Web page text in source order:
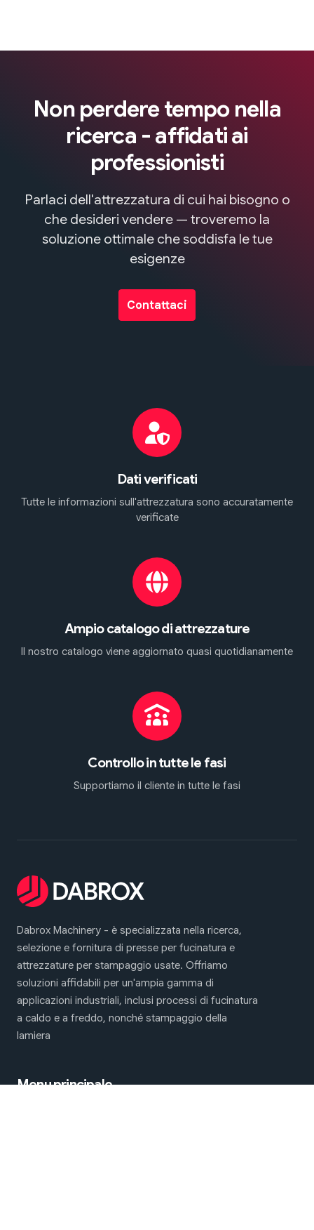
Non perdere tempo nella
ricerca - affidati ai
professionisti
Parlaci dell'attrezzatura di cui hai bisogno o
che desideri vendere — troveremo la
soluzione ottimale che soddisfa le tue
esigenze
Contattaci
Dati verificati
Tutte le informazioni sull'attrezzatura sono accuratamente
verificate
Ampio catalogo di attrezzature
Il nostro catalogo viene aggiornato quasi quotidianamente
Controllo in tutte le fasi
Supportiamo il cliente in tutte le fasi
Dabrox Machinery - è specializzata nella ricerca,
selezione e fornitura di presse per fucinatura e
attrezzature per stampaggio usate. Offriamo
soluzioni affidabili per un'ampia gamma di
applicazioni industriali, inclusi processi di fucinatura
a caldo e a freddo, nonché stampaggio della
lamiera
Menu principale